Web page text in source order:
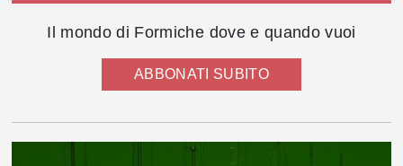
Il mondo di Formiche dove e quando vuoi
ABBONATI SUBITO